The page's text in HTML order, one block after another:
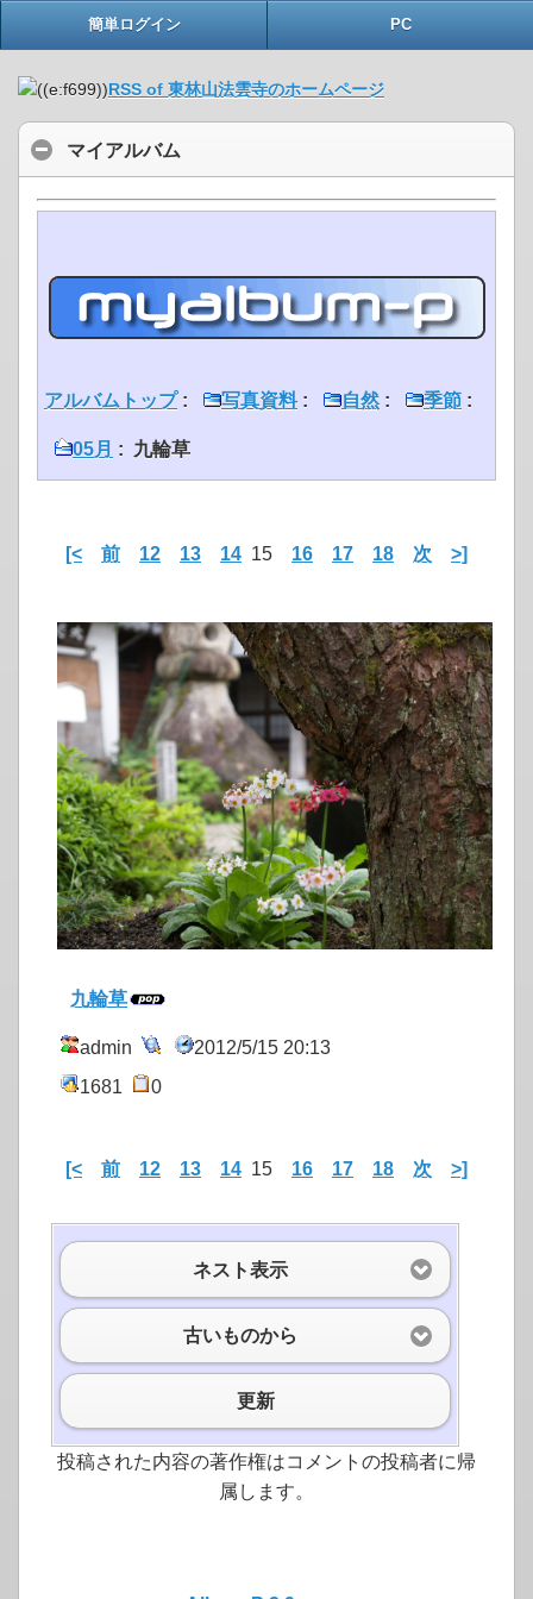
簡単ログイン PC
RSS of 東林山法雲寺のホームページ
マイアルバム
アルバムトップ: 写真資料: 自然: 季節 :
05月 : 九輪草
[< 前 12 13 14 15 16 17 18 次 >]
九輪草
admin
2012/5/15 20:13
1681
0
[< 前 12 13 14 15 16 17 18 次 >]
ネスト表示
古いものから
更新
投稿された内容の著作権はコメントの投稿者に帰
属します。